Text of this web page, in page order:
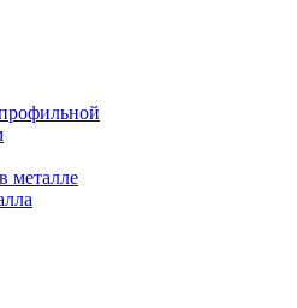
металле